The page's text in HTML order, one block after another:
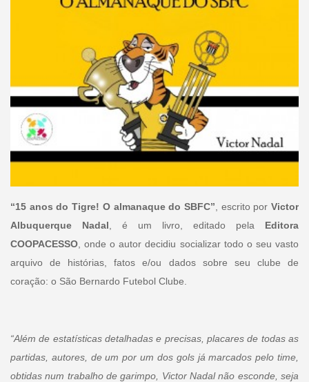
“15 anos do Tigre! O almanaque do SBFC” , escrito porVictor
Albuquerque Nadal , é um livro, editado pela Editora
COOPACESSO, onde o autor decidiu socializar todo o seu vasto
arquivo de histórias, fatos e/ou dados sobre seu clube de
coração: o São Bernardo Futebol Clube.
“Além de estatísticas detalhadas e precisas, placares de todas as
partidas, autores, de um por um dos gols já marcados pelo time,
obtidas num trabalho de garimpo, Victor Nadal não esconde, seja